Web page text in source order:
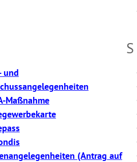
und
Maßnahme
(Antrag auf
S